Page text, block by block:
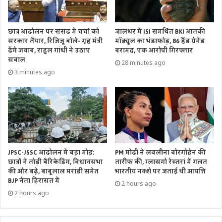
बिना टिकट ट्रेन यात्रा पर बढ़ा जुर्माना
1 जुलाई से रेलवे में बिना टिकट या गलत टिकट पर यात्रा करने पर
न्यूनतम जुर्माना 250 रुपये से बढ़ाकर 500 रुपये कर दिया गया है। यह
बदलाव जन विश्वास संशोधन अधिनियम, 2026 के तहत लागू किया
गया है। अधिकतम सजा पहले की तरह छह महीने की जेल, 1000 रुपये
तक जुर्माना या दोनों रहेगी।
क्रेडिट कार्ड नियमों में बदलाव
SBI Card ने चुनिंदा PhonePe SBI क्रेडिट कार्ड पर रिवॉर्ड
पॉइंट्स के नियमों में बदलाव किया है।
HDFC Bank Regalia Gold Credit Card पर अब मुफ्त
घरेलू एयरपोर्ट लाउंज सुविधा पाने के लिए पिछली तिमाही में कम
से कम 60,000 रुपये खर्च करना अनिवार्य होगा।
कार खरीदना होगा महंगा
छात्र आंदोलन पर संसद में चर्चा को
सरकार तैयार, रिजिजू बोले- गृह मंत्री
देंगे जवाब, राहुल गांधी ने उठाए
सवाल
3 minutes ago
जालंधर में ISI समर्थित BKI आतंकी
मॉड्यूल का भंडाफोड़, 86 हैंड ग्रेनेड
बरामद, एक आरोपी गिरफ्तार
28 minutes ago
JPSC-JSSC आंदोलन में बड़ा मोड़:
छात्रों ने तोड़ी बैरिकेडिंग, विधानसभा
की ओर बढ़े, बाबूलाल मरांडी समेत
BJP नेता हिरासत में
2 hours ago
PM मोदी ने लवलीना बोरगोहेन की
तारीफ की, ग्लासगो रेस्तरां में गलत
भारतीय नक्शे पर जताई थी आपत्ति
2 hours ago